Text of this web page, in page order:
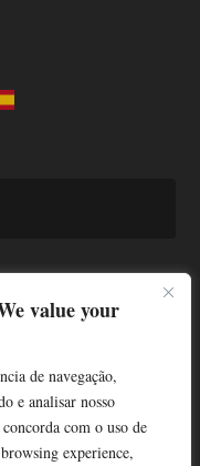
value your
de navegação,
e analisar nosso
com o uso de
experience,